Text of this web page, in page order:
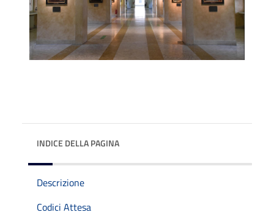
INDICE DELLA PAGINA
Descrizione
Codici Attesa